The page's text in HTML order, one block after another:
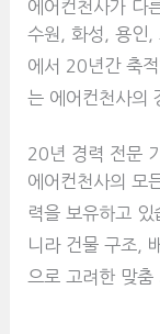
에어컨천사가 다
수원, 화성, 용인,
에서 20년간 축
는 에어컨천사의
20년 경력 전문
에어컨천사의 모
력을 보유하고
니라 건물 구조,
으로 고려한 맞춤